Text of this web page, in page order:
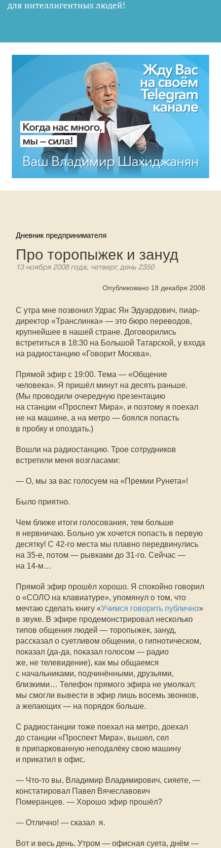
для интеллигентных людей!
Дневник предпринимателя
Про торопыжек и зануд
13 ноября 2008 года, четверг, день 2350
Опубликовано 18 декабря 2008
С утра мне позвонил Удрас Ян Эдуардович, пиар-
директор «Транслинка» — это бюро переводов,
крупнейшее в нашей стране. Договорились
встретиться в 18:30 на Большой Татарской, у входа
на радиостанцию «Говорит Москва».
Прямой эфир с 19:00. Тема — «Общение
человека». Я пришёл минут на десять раньше.
(Мы проводили очередную презентацию
на станции «Проспект Мира», и поэтому я поехал
не на машине, а на метро — боялся попасть
в пробку и опоздать.)
Вошли на радиостанцию. Трое сотрудников
встретили меня возгласами:
— О, мы за вас голосуем на «Премии Рунета»!
Было приятно.
Чем ближе итоги голосования, тем больше
я нервничаю. Больно уж хочется попасть в первую
десятку! С 42-го места мы плавно передвинулись
на 35-е, потом — рывками до 31-го. Сейчас —
на 14-м…
Прямой эфир прошёл хорошо. Я спокойно говорил
о «СОЛО на клавиатуре», упомянул о том, что
мечтаю сделать книгу «Учимся говорить публично»
в звуке. В эфире продемонстрировал несколько
типов общения людей — торопыжек, зануд,
рассказал о суетливом общении, о гипнотическом,
показал (да-да, показал голосом — радио
же, не телевидение), как мы общаемся
с начальниками, подчинёнными, друзьями,
близкими… Телефон прямого эфира не умолкал:
мы смогли вывести в эфир лишь восемь звонков,
а желающих — на порядок больше.
С радиостанции тоже поехал на метро, доехал
до станции «Проспект Мира», вышел, сел
в припаркованную неподалёку свою машину
и прикатил в офис.
— Что-то вы, Владимир Владимирович, сияете, —
констатировал Павел Вячеславович
Померанцев. — Хорошо эфир прошёл?
— Отлично! — сказал я.
Вот и весь день. Утром — офисная суета, днём —